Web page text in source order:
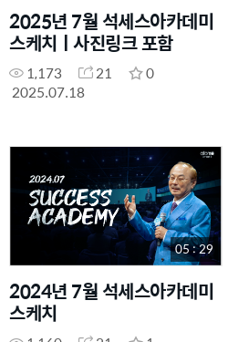
2025년 7월 석세스아카데미
스케치ㅣ사진링크 포함
1,173 21
0
2025.07.18
05 : 29
2024년 7월 석세스아카데미
스케치